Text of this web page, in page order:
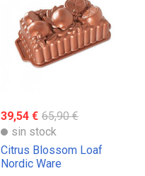
39,54 € 65,90 €
sin stock
Citrus Blossom Loaf
Nordic Ware